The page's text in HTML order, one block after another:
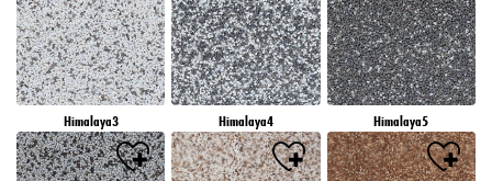
Himalaya3 Himalaya4 Himalaya5